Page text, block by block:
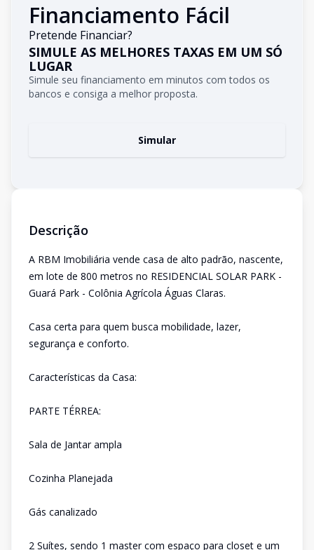
Financiamento Fácil
Pretende Financiar?
SIMULE AS MELHORES TAXAS EM UM SÓ
LUGAR
Simule seu financiamento em minutos com todos os
bancos e consiga a melhor proposta.
Simular
Descrição
A RBM Imobiliária vende casa de alto padrão, nascente,
em lote de 800 metros no RESIDENCIAL SOLAR PARK -
Guará Park - Colônia Agrícola Águas Claras.
Casa certa para quem busca mobilidade, lazer,
segurança e conforto.
Características da Casa:
PARTE TÉRREA:
Sala de Jantar ampla
Cozinha Planejada
Gás canalizado
2 Suítes, sendo 1 master com espaço para closet e um